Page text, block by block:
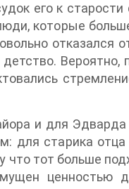
его к
которые
отказался
Вероятно,
и для
старика отца
тот больше
ценностью